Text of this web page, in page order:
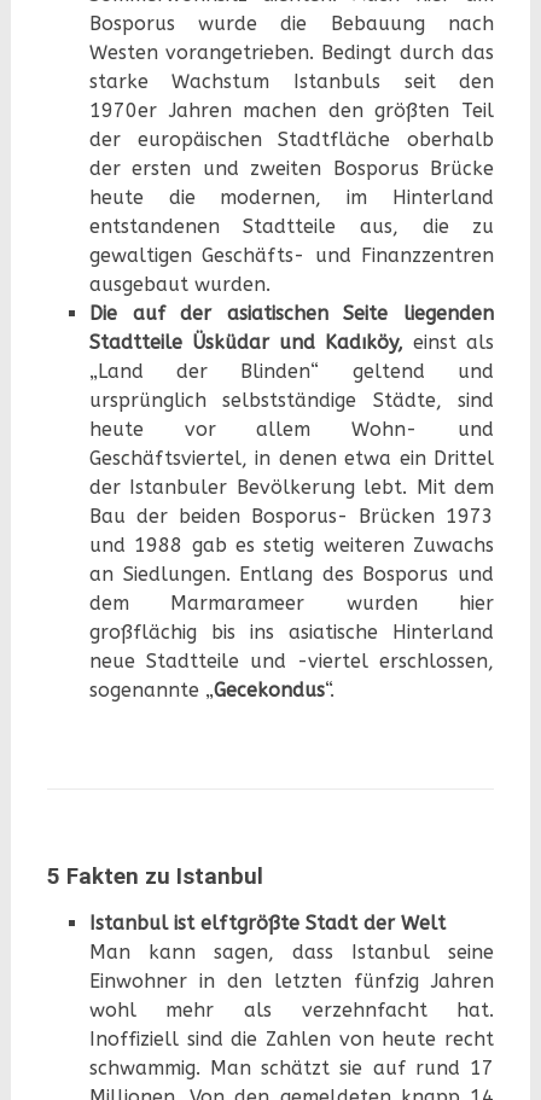
Bosporus wurde die Bebauung nach
Westen vorangetrieben. Bedingt durch das
starke Wachstum Istanbuls seit den
1970er Jahren machen den größten Teil
der europäischen Stadtfläche oberhalb
der ersten und zweiten Bosporus Brücke
heute die modernen, im Hinterland
entstandenen Stadtteile aus, die zu
gewaltigen Geschäfts- und Finanzzentren
ausgebaut wurden.
Die auf der asiatischen Seite liegenden
Stadtteile Üsküdar und Kadıköy, einst als
„Land der Blinden“ geltend und
ursprünglich selbstständige Städte, sind
heute vor allem Wohn- und
Geschäftsviertel, in denen etwa ein Drittel
der Istanbuler Bevölkerung lebt. Mit dem
Bau der beiden Bosporus- Brücken 1973
und 1988 gab es stetig weiteren Zuwachs
an Siedlungen. Entlang des Bosporus und
dem Marmarameer wurden hier
großflächig bis ins asiatische Hinterland
neue Stadtteile und -viertel erschlossen,
sogenannte „Gecekondus“.
5 Fakten zu Istanbul
Istanbul ist elftgrößte Stadt der Welt
Man kann sagen, dass Istanbul seine
Einwohner in den letzten fünfzig Jahren
wohl mehr als verzehnfacht hat.
Inoffiziell sind die Zahlen von heute recht
schwammig. Man schätzt sie auf rund 17